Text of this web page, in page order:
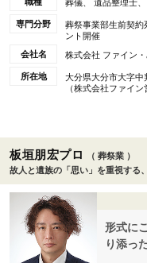
葬儀、 遺品整理士
専門分野
葬祭事業部生前契約
ント開催
会社名
株式会社 ファイン
所在地
大分県大分市大字中
（株式会社ファイン
板垣朋宏プロ
（ 葬祭業 ）
故人と遺族の「思い」を重視する
形式に
り添っ